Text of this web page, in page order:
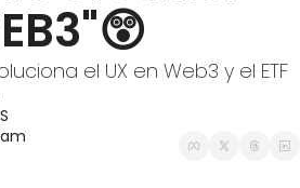
el UX en Web3 y el ETF